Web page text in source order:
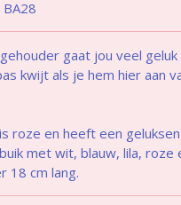
BA28
gaat jou veel geluk
kwijt als je hem hier aan
roze en heeft een
met wit, blauw, lila, roze
18 cm lang.